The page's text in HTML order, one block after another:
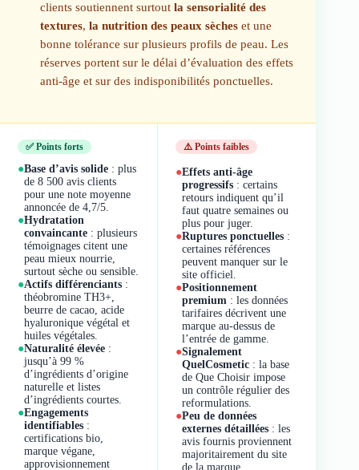
clients soutiennent surtout la sensorialité des
textures, la nutrition des peaux sèches et une
bonne tolérance sur plusieurs profils de peau. Les
réserves portent sur le délai d’évaluation des effets
anti-âge et sur des indisponibilités ponctuelles.
✅ Points forts
●Base d’avis solide : plus
de 8 500 avis clients
pour une note moyenne
annoncée de 4,7/5.
●Hydratation
convaincante : plusieurs
témoignages citent une
peau mieux nourrie,
surtout sèche ou sensible.
●Actifs différenciants :
théobromine TH3+,
beurre de cacao, acide
hyaluronique végétal et
huiles végétales.
●Naturalité élevée :
jusqu’à 99 %
d’ingrédients d’origine
naturelle et listes
d’ingrédients courtes.
●Engagements
identifiables :
certifications bio,
marque végane,
approvisionnement
⚠️ Points faibles
●Effets anti-âge
progressifs : certains
retours indiquent qu’il
faut quatre semaines ou
plus pour juger.
●Ruptures ponctuelles :
certaines références
peuvent manquer sur le
site officiel.
●Positionnement
premium : les données
tarifaires décrivent une
marque au-dessus de
l’entrée de gamme.
●Signalement
QuelCosmetic : la base
de Que Choisir impose
un contrôle régulier des
reformulations.
●Peu de données
externes détaillées : les
avis fournis proviennent
majoritairement du site
de la marque.